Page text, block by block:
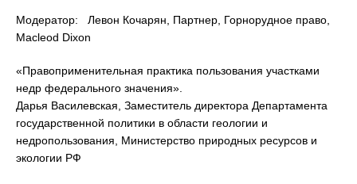
Модератор: Левон Кочарян, Партнер, Горнорудное право,
Macleod Dixon
«Правоприменительная практика пользования участками
недр федерального значения».
Дарья Василевская, Заместитель директора Департамента
государственной политики в области геологии и
недропользования, Министерство природных ресурсов и
экологии РФ